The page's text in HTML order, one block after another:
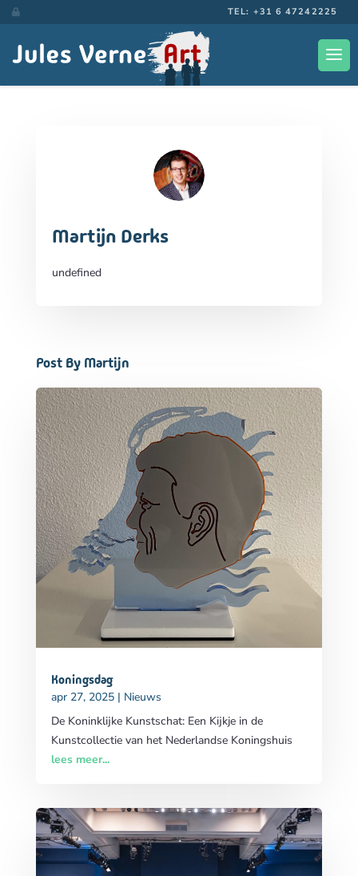
 TEL: +31 6 47242225
Martijn Derks
undefined
Post By Martijn
Koningsdag
apr 27, 2025| Nieuws
De Koninklijke Kunstschat: Een Kijkje in de
Kunstcollectie van het Nederlandse Koningshuis
lees meer...